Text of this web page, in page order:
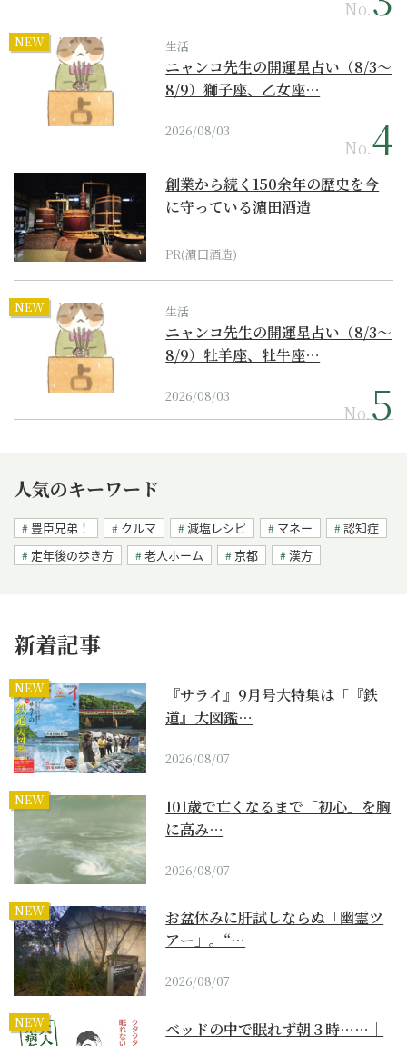
No.
NEW 生活
ニャンコ先生の開運星占い（8/3～
8/9）獅子座、乙女座…
2026/08/03
No.
創業から続く150余年の歴史を今
に守っている濵田酒造
PR(濵田酒造)
NEW 生活
ニャンコ先生の開運星占い（8/3～
8/9）牡羊座、牡牛座…
2026/08/03
No.
人気のキーワード
豊臣兄弟！ クルマ 減塩レシピ マネー
認知症
定年後の歩き方
老人ホーム 京都 漢方
新着記事
NEW
『サライ』9月号大特集は「『鉄
道』大図鑑…
2026/08/07
NEW
101歳で亡くなるまで「初心」を胸
に高み…
2026/08/07
NEW
お盆休みに肝試しならぬ「幽霊ツ
アー」。“…
2026/08/07
NEW
ベッドの中で眠れず朝３時……｜